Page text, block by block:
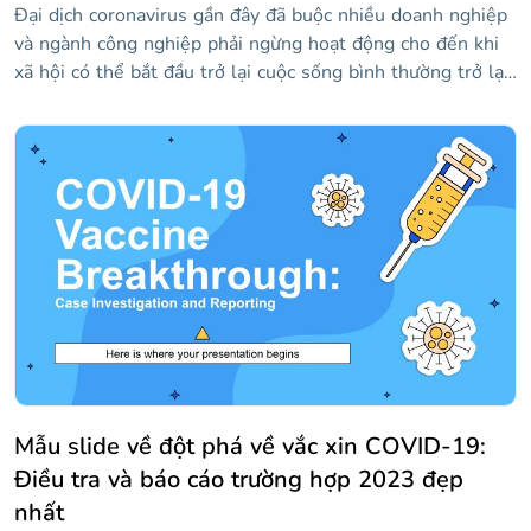
Đại dịch coronavirus gần đây đã buộc nhiều doanh nghiệp
và ngành công nghiệp phải ngừng hoạt động cho đến khi
xã hội có thể bắt đầu trở lại cuộc sống bình thường trở lại.
hầu hết các quốc gia. Tùy chỉnh mẫu mới nhất của chúng
tôi để trình bày dữ liệu của bạn về chủ đề này.
Mẫu slide về đột phá về vắc xin COVID-19:
Điều tra và báo cáo trường hợp 2023 đẹp
nhất